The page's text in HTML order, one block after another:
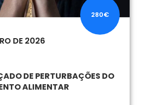
280€
DE 2026
DE PERTURBAÇÕES DO
ALIMENTAR